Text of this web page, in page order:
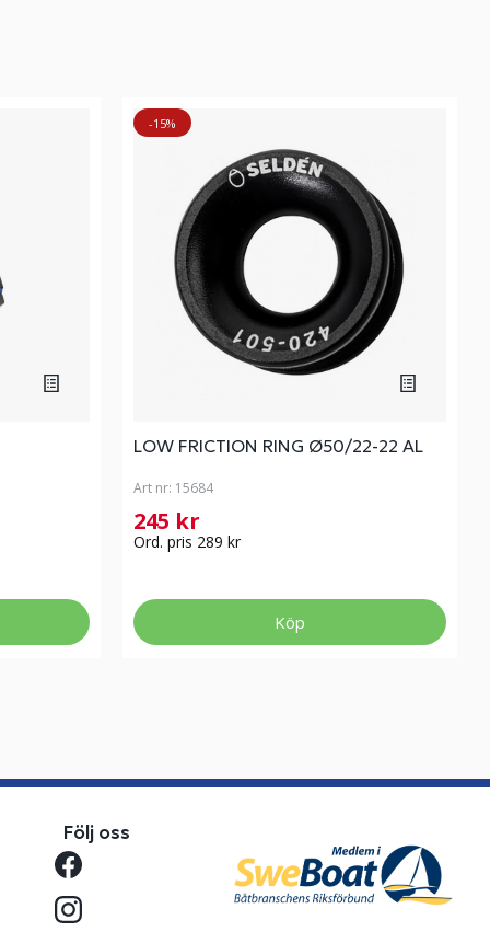
-15%
LOW FRICTION RING Ø50/22-22 AL
Art nr: 15684
245 kr
Ord. pris 289 kr
Köp
Följ oss